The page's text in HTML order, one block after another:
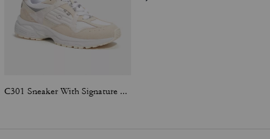
C301 Sneaker With Signature Canvas